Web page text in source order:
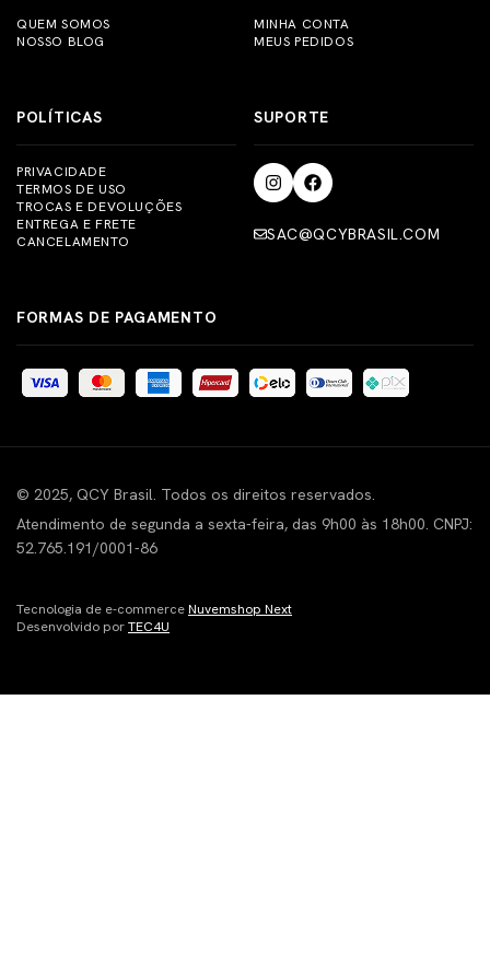
QUEM SOMOS
NOSSO BLOG
MINHA CONTA
MEUS PEDIDOS
POLÍTICAS
PRIVACIDADE
TERMOS DE USO
TROCAS E DEVOLUÇÕES
ENTREGA E FRETE
CANCELAMENTO
SUPORTE
SAC@QCYBRASIL.COM
FORMAS DE PAGAMENTO
© 2025, QCY Brasil. Todos os direitos reservados.
Atendimento de segunda a sexta-feira, das 9h00 às 18h00. CNPJ:
52.765.191/0001-86
Tecnologia de e-commerceNuvemshop Next
Desenvolvido porTEC4U